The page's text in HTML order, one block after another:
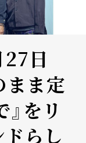
27日
まま定
をリ
ドらし